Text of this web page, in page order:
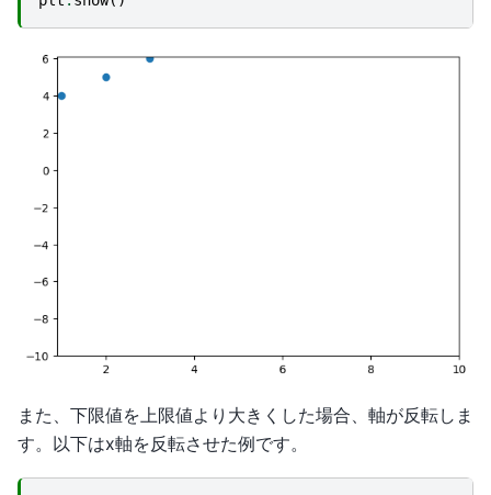
また、下限値を上限値より大きくした場合、軸が反転しま
す。以下はx軸を反転させた例です。